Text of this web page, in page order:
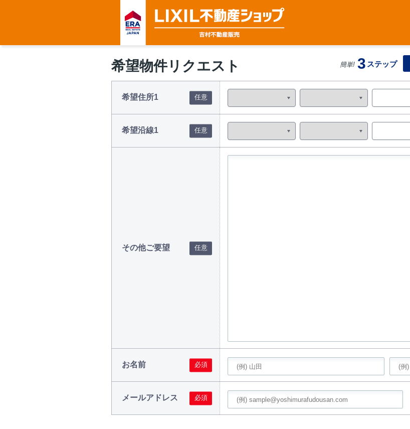
希望物件リクエスト 簡単! 3 ステップ
希望住所1
希望沿線1
その他ご要望
お名前
メールアドレス